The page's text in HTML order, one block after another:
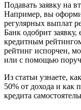
Подавать заявку на
Например, вы
регулярных выплат
Банк одобрит
кредитным
рейтинг испорчен,
или с помощью
Из статьи узнаете,
50% от дохода и как
кредита